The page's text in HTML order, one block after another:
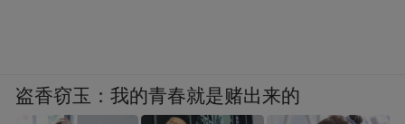
盗香窃玉：我的青春就是赌出来的